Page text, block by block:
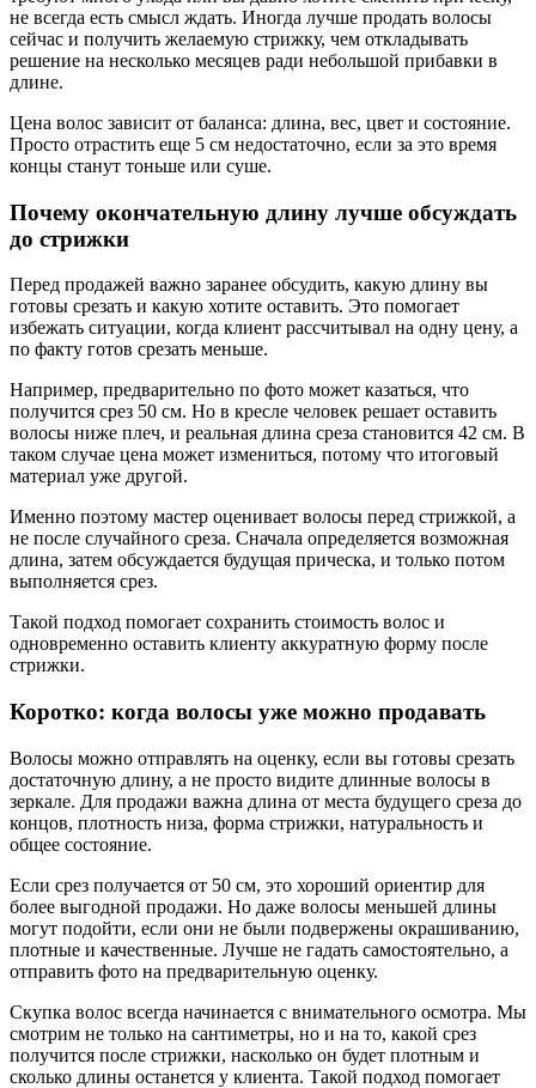
не всегда есть смысл ждать. Иногда лучше продать волосы
сейчас и получить желаемую стрижку, чем откладывать
решение на несколько месяцев ради небольшой прибавки в
длине.
Цена волос зависит от баланса: длина, вес, цвет и состояние.
Просто отрастить еще 5 см недостаточно, если за это время
концы станут тоньше или суше.
Почему окончательную длину лучше обсуждать
до стрижки
Перед продажей важно заранее обсудить, какую длину вы
готовы срезать и какую хотите оставить. Это помогает
избежать ситуации, когда клиент рассчитывал на одну цену, а
по факту готов срезать меньше.
Например, предварительно по фото может казаться, что
получится срез 50 см. Но в кресле человек решает оставить
волосы ниже плеч, и реальная длина среза становится 42 см. В
таком случае цена может измениться, потому что итоговый
материал уже другой.
Именно поэтому мастер оценивает волосы перед стрижкой, а
не после случайного среза. Сначала определяется возможная
длина, затем обсуждается будущая прическа, и только потом
выполняется срез.
Такой подход помогает сохранить стоимость волос и
одновременно оставить клиенту аккуратную форму после
стрижки.
Коротко: когда волосы уже можно продавать
Волосы можно отправлять на оценку, если вы готовы срезать
достаточную длину, а не просто видите длинные волосы в
зеркале. Для продажи важна длина от места будущего среза до
концов, плотность низа, форма стрижки, натуральность и
общее состояние.
Если срез получается от 50 см, это хороший ориентир для
более выгодной продажи. Но даже волосы меньшей длины
могут подойти, если они не были подвержены окрашиванию,
плотные и качественные. Лучше не гадать самостоятельно, а
отправить фото на предварительную оценку.
Скупка волос всегда начинается с внимательного осмотра. Мы
смотрим не только на сантиметры, но и на то, какой срез
получится после стрижки, насколько он будет плотным и
сколько длины останется у клиента. Такой подход помогает